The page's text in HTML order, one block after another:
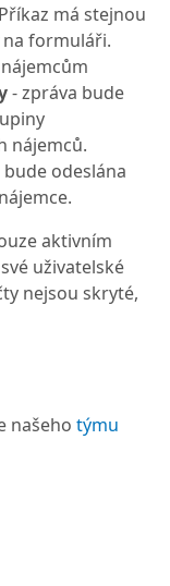
má stejnou
na formuláři.
- zpráva bude
nájemců.
bude odeslána
aktivním
uživatelské
nejsou skryté,
našeho týmu